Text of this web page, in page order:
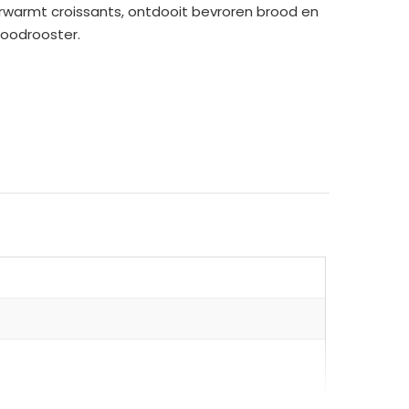
croissants, ontdooit bevroren brood en
broodrooster